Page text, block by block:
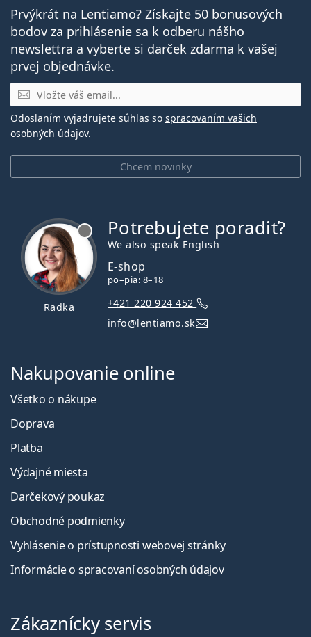
Prvýkrát na Lentiamo? Získajte 50 bonusových
bodov za prihlásenie sa k odberu nášho
newslettra a vyberte si darček zdarma k vašej
prvej objednávke.
E-mail
Chcem novinky
Odoslaním vyjadrujete súhlas so spracovaním vašich
osobných údajov.
Radka
Potrebujete poradiť?
We also speak English
E-shop
po–pia: 8–18
+421 220 924 452
info@lentiamo.sk
Nakupovanie online
Všetko o nákupe
Doprava
Platba
Výdajné miesta
Darčekový poukaz
Obchodné podmienky
Vyhlásenie o prístupnosti webovej stránky
Informácie o spracovaní osobných údajov
Zákaznícky servis